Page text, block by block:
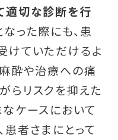
適切な診断を行
った際にも、患
けていただけるよ
酔や治療への痛
らリスクを抑えた
ケースにおいて
者さまにとって